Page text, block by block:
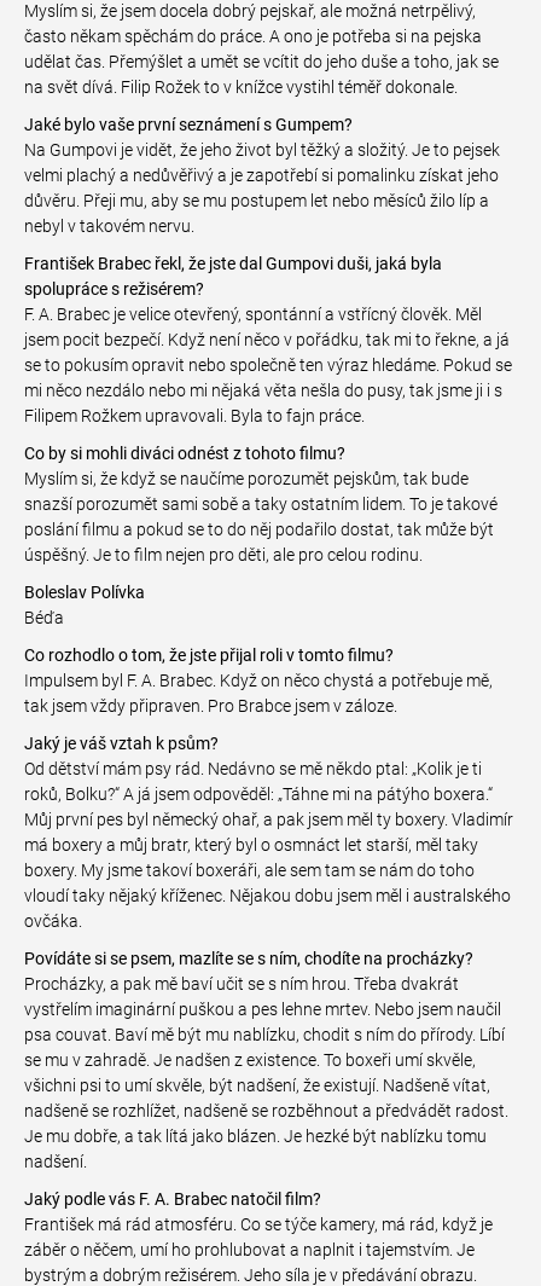
Myslím si, že jsem docela dobrý pejskař, ale možná netrpělivý,
často někam spěchám do práce. A ono je potřeba si na pejska
udělat čas. Přemýšlet a umět se vcítit do jeho duše a toho, jak se
na svět dívá. Filip Rožek to v knížce vystihl téměř dokonale.
Jaké bylo vaše první seznámení s Gumpem?
Na Gumpovi je vidět, že jeho život byl těžký a složitý. Je to pejsek
velmi plachý a nedůvěřivý a je zapotřebí si pomalinku získat jeho
důvěru. Přeji mu, aby se mu postupem let nebo měsíců žilo líp a
nebyl v takovém nervu.
František Brabec řekl, že jste dal Gumpovi duši, jaká byla
spolupráce s režisérem?
F. A. Brabec je velice otevřený, spontánní a vstřícný člověk. Měl
jsem pocit bezpečí. Když není něco v pořádku, tak mi to řekne, a já
se to pokusím opravit nebo společně ten výraz hledáme. Pokud se
mi něco nezdálo nebo mi nějaká věta nešla do pusy, tak jsme ji i s
Filipem Rožkem upravovali. Byla to fajn práce.
Co by si mohli diváci odnést z tohoto filmu?
Myslím si, že když se naučíme porozumět pejskům, tak bude
snazší porozumět sami sobě a taky ostatním lidem. To je takové
poslání filmu a pokud se to do něj podařilo dostat, tak může být
úspěšný. Je to film nejen pro děti, ale pro celou rodinu.
Boleslav Polívka
Béďa
Co rozhodlo o tom, že jste přijal roli v tomto filmu?
Impulsem byl F. A. Brabec. Když on něco chystá a potřebuje mě,
tak jsem vždy připraven. Pro Brabce jsem v záloze.
Jaký je váš vztah k psům?
Od dětství mám psy rád. Nedávno se mě někdo ptal: „Kolik je ti
roků, Bolku?“ A já jsem odpověděl: „Táhne mi na pátýho boxera.“
Můj první pes byl německý ohař, a pak jsem měl ty boxery. Vladimír
má boxery a můj bratr, který byl o osmnáct let starší, měl taky
boxery. My jsme takoví boxeráři, ale sem tam se nám do toho
vloudí taky nějaký kříženec. Nějakou dobu jsem měl i australského
ovčáka.
Povídáte si se psem, mazlíte se s ním, chodíte na procházky?
Procházky, a pak mě baví učit se s ním hrou. Třeba dvakrát
vystřelím imaginární puškou a pes lehne mrtev. Nebo jsem naučil
psa couvat. Baví mě být mu nablízku, chodit s ním do přírody. Líbí
se mu v zahradě. Je nadšen z existence. To boxeři umí skvěle,
všichni psi to umí skvěle, být nadšení, že existují. Nadšeně vítat,
nadšeně se rozhlížet, nadšeně se rozběhnout a předvádět radost.
Je mu dobře, a tak lítá jako blázen. Je hezké být nablízku tomu
nadšení.
Jaký podle vás F. A. Brabec natočil film?
František má rád atmosféru. Co se týče kamery, má rád, když je
záběr o něčem, umí ho prohlubovat a naplnit i tajemstvím. Je
bystrým a dobrým režisérem. Jeho síla je v předávání obrazu.